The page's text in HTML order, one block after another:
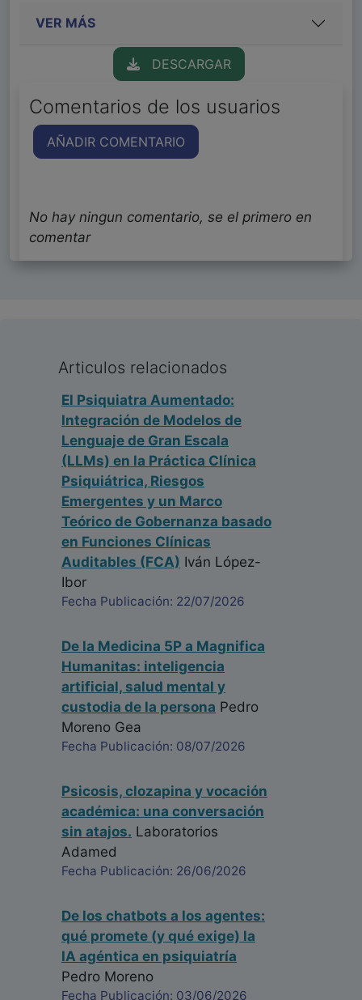
VER MÁS
DESCARGAR
Comentarios de los usuarios
AÑADIR COMENTARIO
No hay ningun comentario, se el primero en
comentar
Articulos relacionados
El Psiquiatra Aumentado:
Integración de Modelos de
Lenguaje de Gran Escala
(LLMs) en la Práctica Clínica
Psiquiátrica, Riesgos
Emergentes y un Marco
Teórico de Gobernanza basado
en Funciones Clínicas
Auditables (FCA) Iván López-
Ibor
Fecha Publicación: 22/07/2026
De la Medicina 5P a Magnifica
Humanitas: inteligencia
artificial, salud mental y
custodia de la persona Pedro
Moreno Gea
Fecha Publicación: 08/07/2026
Psicosis, clozapina y vocación
académica: una conversación
sin atajos. Laboratorios
Adamed
Fecha Publicación: 26/06/2026
De los chatbots a los agentes:
qué promete (y qué exige) la
IA agéntica en psiquiatría
Pedro Moreno
Fecha Publicación: 03/06/2026